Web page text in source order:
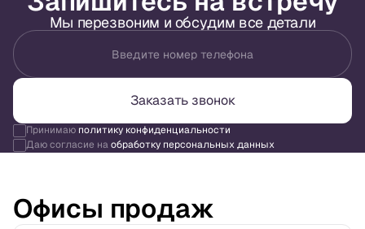
Мы перезвоним и обсудим все детали
Введите номер телефона
Заказать звонок
Принимаю политику конфиденциальности
Даю согласие наобработку персональных данных
Офисы продаж